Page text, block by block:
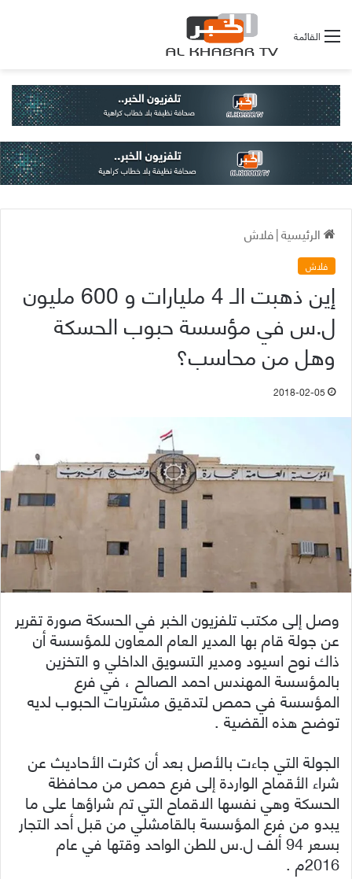
القائمة
الرئيسية|فلاش
فلاش
إين ذهبت الـ 4 مليارات و 600 مليون
ل.س في مؤسسة حبوب الحسكة
وهل من محاسب؟
2018-02-05
وصل إلى مكتب تلفزيون الخبر في الحسكة صورة تقرير
عن جولة قام بها المدير العام المعاون للمؤسسة أن
ذاك نوح اسيود ومدير التسويق الداخلي و التخزين
بالمؤسسة المهندس احمد الصالح ، في فرع
المؤسسة في حمص لتدقيق مشتريات الحبوب لديه
توضح هذه القضية .
الجولة التي جاءت بالأصل بعد أن كثرت الأحاديث عن
شراء الأقماح الواردة إلى فرع حمص من محافظة
الحسكة وهي نفسها الاقماح التي تم شراؤها على ما
يبدو من فرع المؤسسة بالقامشلي من قبل أحد التجار
بسعر 94 ألف ل.س للطن الواحد وقتها في عام
2016م .